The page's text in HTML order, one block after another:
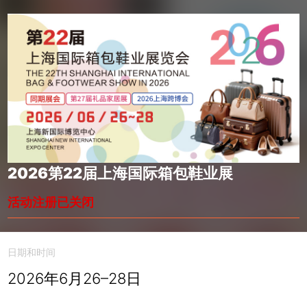
2026第22届上海国际箱包鞋业展
活动注册已关闭
日期和时间
2026年6月26–28日